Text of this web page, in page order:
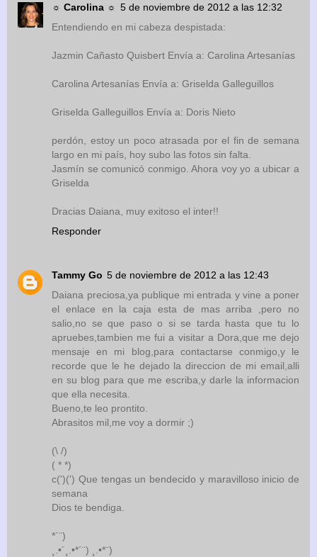
☼ Carolina ☼ 5 de noviembre de 2012 a las 12:32
Entendiendo en mi cabeza despistada:
Jazmin Cañasto Quisbert Envía a: Carolina Artesanías
Carolina Artesanías Envía a: Griselda Galleguillos
Griselda Galleguillos Envía a: Doris Nieto
perdón, estoy un poco atrasada por el fin de semana
largo en mi país, hoy subo las fotos sin falta.
Jasmín se comunicó conmigo. Ahora voy yo a ubicar a
Griselda
Dracias Daiana, muy exitoso el inter!!
Responder
Tammy Go 5 de noviembre de 2012 a las 12:43
Daiana preciosa,ya publique mi entrada y vine a poner
el enlace en la caja esta de mas arriba ,pero no
salio,no se que paso o si se tarda hasta que tu lo
apruebes,tambien me fui a visitar a Dora,que me dejo
mensaje en mi blog,para contactarse conmigo,y le
recorde que le he dejado la direccion de mi email,alli
en su blog para que me escriba,y darle la informacion
que ella necesita.
Bueno,te leo prontito.
Abrasitos mil,me voy a dormir ;)
(\ /)
( * *)
c(')(') Que tengas un bendecido y maravilloso inicio de
semana
Dios te bendiga.
*´¨)
¸.•´¸.•*´¨) ¸.•*¨)